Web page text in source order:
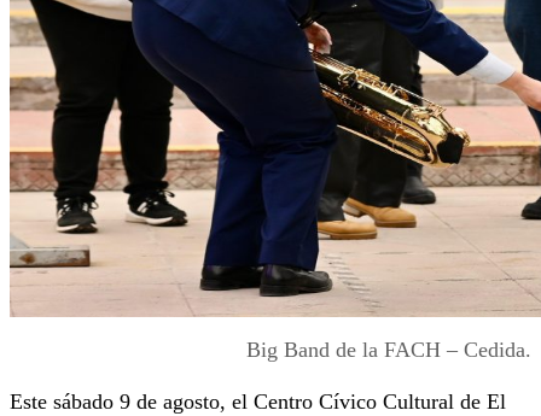
Big Band de la FACH – Cedida.
Este sábado 9 de agosto, el Centro Cívico Cultural de El